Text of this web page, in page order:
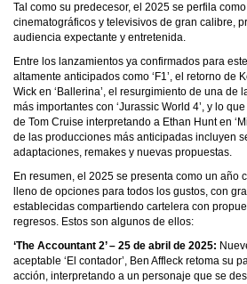
Tal como su predecesor, el 2025 se perfila
cinematográficos y televisivos de gran calibre,
audiencia expectante y entretenida.
Entre los lanzamientos ya confirmados para
altamente anticipados como ‘F1’, el retorno de
Wick en ‘Ballerina’, el resurgimiento de una de
más importantes con ‘Jurassic World 4’, y lo
de Tom Cruise interpretando a Ethan Hunt en
de las producciones más anticipadas incluyen
adaptaciones, remakes y nuevas propuestas.
En resumen, el 2025 se presenta como un año
lleno de opciones para todos los gustos, con
establecidas compartiendo cartelera con
regresos. Estos son algunos de ellos:
‘The Accountant 2’ – 25 de abril de 2025:
aceptable ‘El contador’, Ben Affleck retoma su
acción, interpretando a un personaje que se